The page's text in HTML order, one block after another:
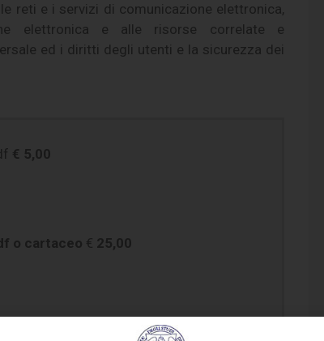
reti e i servizi di comunicazione elettronica,
elettronica e alle risorse correlate e
ed i diritti degli utenti e la sicurezza dei
€ 5,00
o cartaceo € 25,00